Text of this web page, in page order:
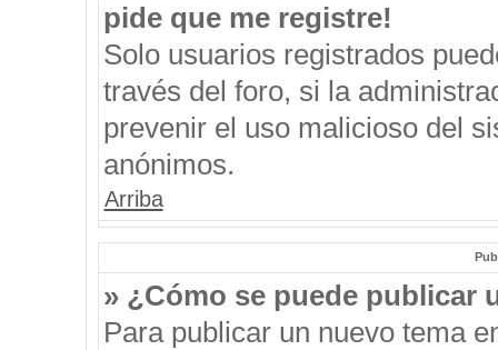
pide que me registre!
Solo usuarios registrados
través del foro, si la
prevenir el uso malicioso del
anónimos.
Arriba
» ¿Cómo se puede publicar
Para publicar un nuevo tema